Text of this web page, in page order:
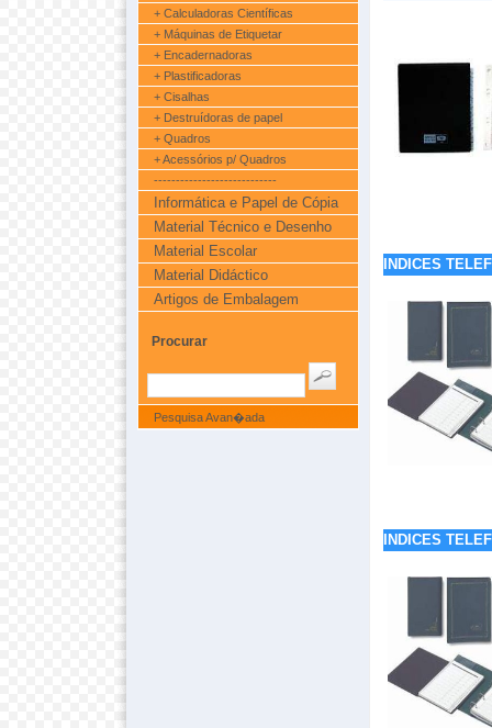
INDICES
INDICES
+ Calculadoras Científicas
+ Máquinas de Etiquetar
+ Encadernadoras
+ Plastificadoras
+ Cisalhas
+ Destruídoras de papel
+ Quadros
+ Acessórios p/ Quadros
----------------------------
Informática e Papel de Cópia
Material Técnico e Desenho
Material Escolar
Material Didáctico
Artigos de Embalagem
Procurar
Pesquisa Avan�ada